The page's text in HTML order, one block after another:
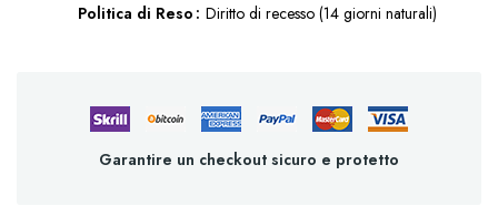
Politica di Reso Diritto di recesso (14 giorni naturali)
Garantire un checkout sicuro e protetto